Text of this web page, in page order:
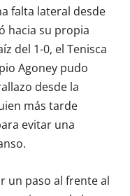
falta lateral desde
hacia su propia
del 1-0, el Tenisca
Agoney pudo
desde la
más tarde
evitar una
un paso al frente al